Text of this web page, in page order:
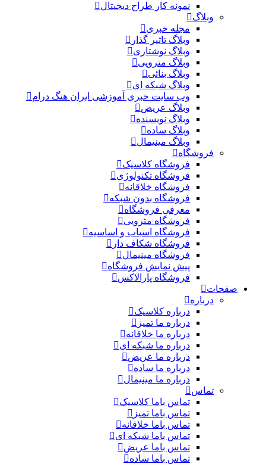
نمونه کار طراح دیجیتال
وبلاگ
مجله خبری
وبلاگ تاثیر گذار
وبلاگ نوشتاری
وبلاگ مترویی
وبلاگ بنائی
وبلاگ شبکه ای
وب سایت خبری آموزشی ایران هنگ درام
وبلاگ عریض
وبلاگ نویسنده
وبلاگ ساده
وبلاگ مینیمال
فروشگاه
فروشگاه کلاسیک
فروشگاه تکنولوژی
فروشگاه خلاقانه
فروشگاه بدون شبکه
معرفی فروشگاه
فروشگاه مترویی
فروشگاه اسباب و اساسیه
فروشگاه شکاف دار
فروشگاه مینیمال
پیش نمایش فروشگاه
فروشگاه پارالاکس
صفحات
درباره
درباره کلاسیک
درباره ما تمیز
درباره ما خلاقانه
درباره ما شبکه ای
درباره ما عریض
درباره ما ساده
درباره ما مینیمال
تماس
تماس باما کلاسیک
تماس باما تمیز
تماس باما خلاقانه
تماس باما شبکه ای
تماس باما عریض
تماس باما ساده